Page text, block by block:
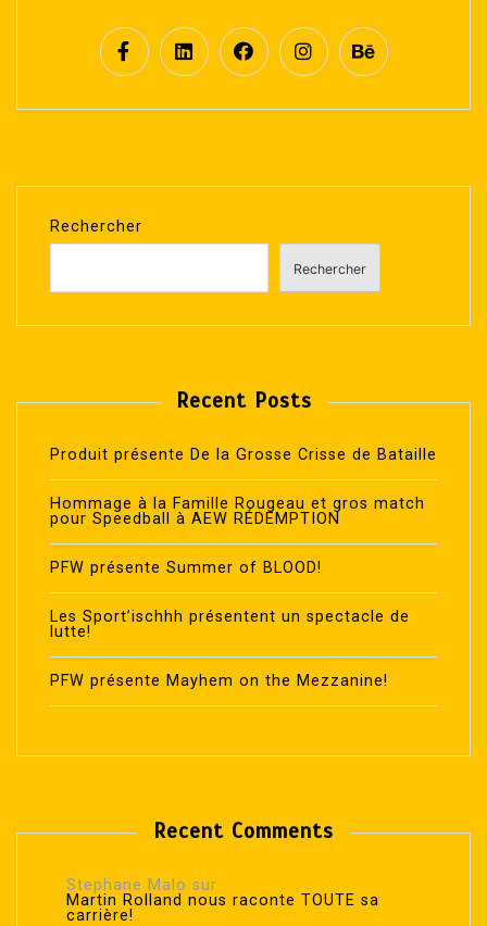
Rechercher
Rechercher
Recent Posts
Produit présente De la Grosse Crisse de Bataille
Hommage à la Famille Rougeau et gros match
pour Speedball à AEW RÉDEMPTION
PFW présente Summer of BLOOD!
Les Sport’ischhh présentent un spectacle de
lutte!
PFW présente Mayhem on the Mezzanine!
Recent Comments
Stephane Malo sur
Martin Rolland nous raconte TOUTE sa
carrière!